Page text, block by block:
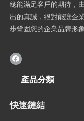
總能滿足客戶的期待，
出的真誠，絕對能讓企
步鞏固您的企業品牌形象
產品分類
快速鏈結